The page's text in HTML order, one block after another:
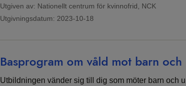
Utgiven av: Nationellt centrum för kvinnofrid, NCK
Utgivningsdatum: 2023-10-18
Basprogram om våld mot barn och
Utbildningen vänder sig till dig som möter barn och